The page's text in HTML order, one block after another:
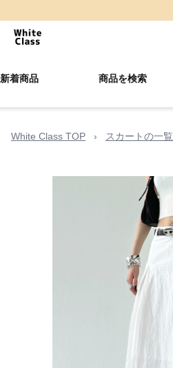
新着商品 商品を検索
White Class TOP › スカートの一覧